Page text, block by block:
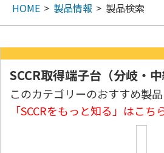
HOME 製品情報 製品検索
SCCR取得端子台（分岐・中
このカテゴリーのおすすめ製品
「SCCRをもっと知る」はこち